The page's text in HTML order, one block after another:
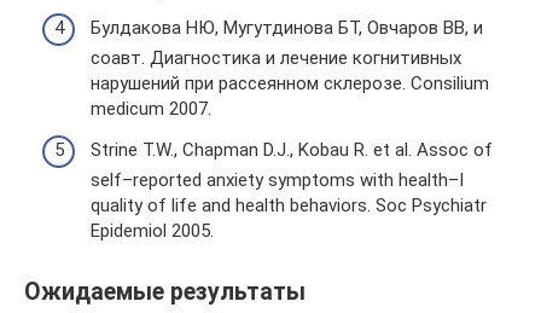
Булдакова НЮ, Мугутдинова БТ, Овчаров ВВ, и
соавт. Диагностика и лечение когнитивных
нарушений при рассеянном склерозе. Consilium
medicum 2007.
Strine T.W., Chapman D.J., Kobau R. et al. Assoc of
self–reported anxiety symptoms with health–I
quality of life and health behaviors. Soc Psychiatr
Epidemiol 2005.
Ожидаемые результаты